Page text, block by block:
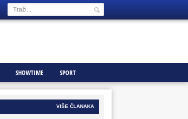
SHOWTIME SPORT
VIŠE ČLANAKA